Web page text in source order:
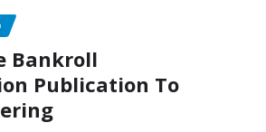
Bankroll
Publication To